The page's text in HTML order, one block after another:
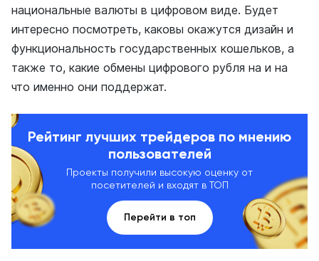
национальные валюты в цифровом виде. Будет
интересно посмотреть, каковы окажутся дизайн и
функциональность государственных кошельков, а
также то, какие обмены цифрового рубля на и на
что именно они поддержат.
Рейтинг лучших трейдеров по мнению
пользователей
Проекты получили высокую оценку от
посетителей и входят в ТОП
Перейти в топ